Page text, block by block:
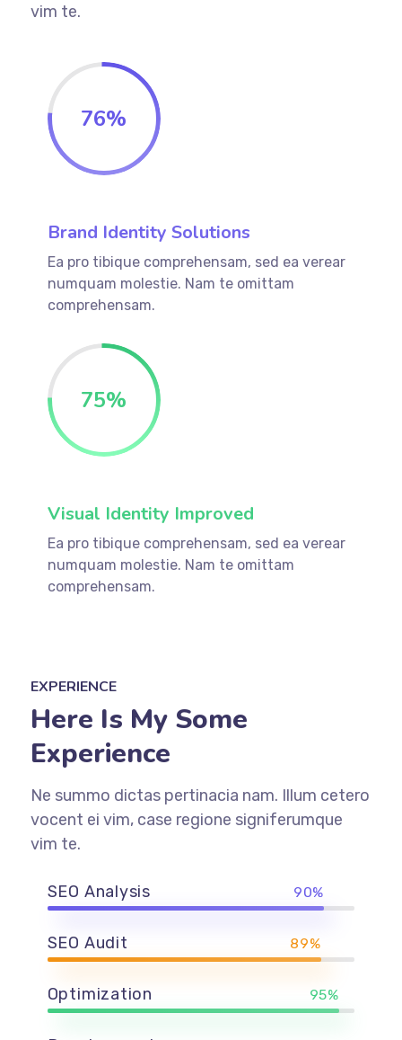
vim te.
76%
Brand Identity Solutions
Ea pro tibique comprehensam, sed ea verear
numquam molestie. Nam te omittam
comprehensam.
75%
Visual Identity Improved
Ea pro tibique comprehensam, sed ea verear
numquam molestie. Nam te omittam
comprehensam.
EXPERIENCE
Here Is My Some
Experience
Ne summo dictas pertinacia nam. Illum cetero
vocent ei vim, case regione signiferumque
vim te.
SEO Analysis 90%
SEO Audit 89%
Optimization 95%